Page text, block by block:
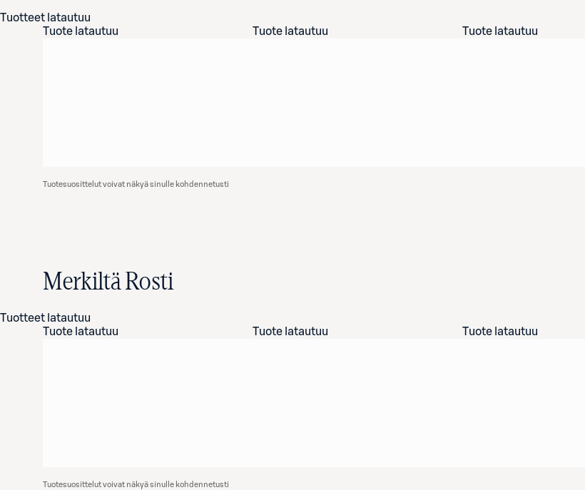
Tuotteet latautuu
Tuote latautuu
Tuote latautuu Tuote latautuu
Tuotesuosittelut voivat näkyä sinulle kohdennetusti
Merkiltä Rosti
Tuotteet latautuu
Tuote latautuu
Tuote latautuu Tuote latautuu
Tuotesuosittelut voivat näkyä sinulle kohdennetusti